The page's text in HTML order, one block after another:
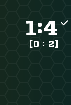
:
[0 : 2]